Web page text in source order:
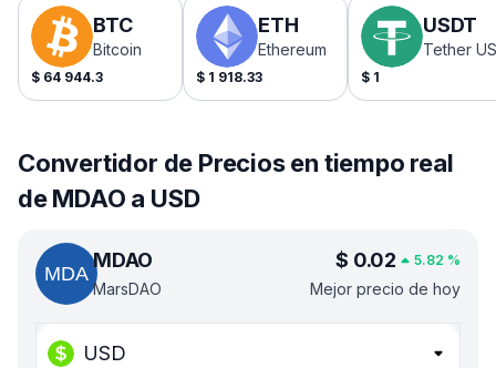
BTC
Bitcoin
$ 64 944.3
ETH
Ethereum
$ 1 918.33
USDT
Tether
$ 1
Convertidor de Precios en tiempo real
de MDAO a USD
MDAO
MarsDAO
$ 0.02 5.82 %
Mejor precio de hoy
USD